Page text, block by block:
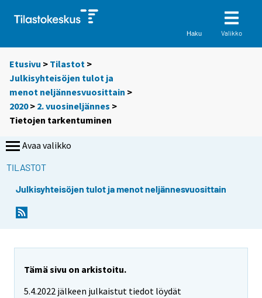
Haku Valikko
Etusivu > Tilastot >
Julkisyhteisöjen tulot ja
menot neljännesvuosittain >
2020> 2. vuosineljännes >
Tietojen tarkentuminen
Avaa valikko
TILASTOT
Julkisyhteisöjen tulot ja menot neljännesvuosittain
Tämä sivu on arkistoitu.
5.4.2022 jälkeen julkaistut tiedot löydät